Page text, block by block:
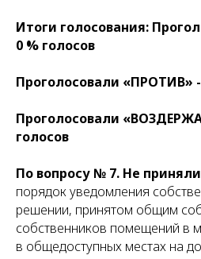
Итоги голосования:
0 % голосов
Проголосовали «ПРОТИВ»
Проголосовали
голосов
По вопросу № 7. Не
порядок уведомления
решении, принятом общим
собственников помещений в
в общедоступных местах на